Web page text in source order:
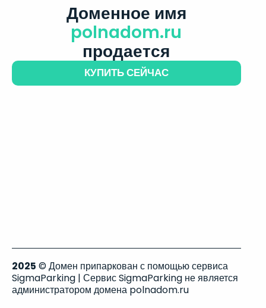
Доменное имя
polnadom.ru
продается
КУПИТЬ СЕЙЧАС
2025 © Домен припаркован с помощью сервиса
SigmaParking | Сервис SigmaParking не является
администратором домена polnadom.ru